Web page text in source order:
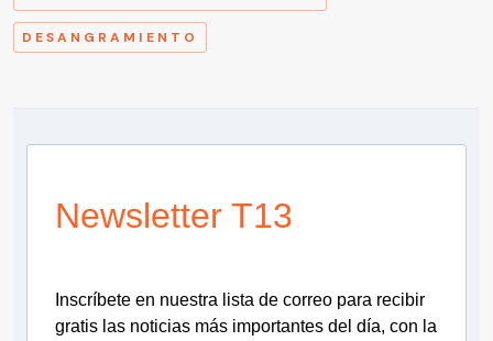
DESANGRAMIENTO
Newsletter T13
Inscríbete en nuestra lista de correo para recibir
gratis las noticias más importantes del día, con la